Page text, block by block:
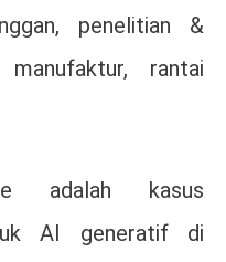
penelitian &
manufaktur, rantai
adalah kasus
AI generatif di